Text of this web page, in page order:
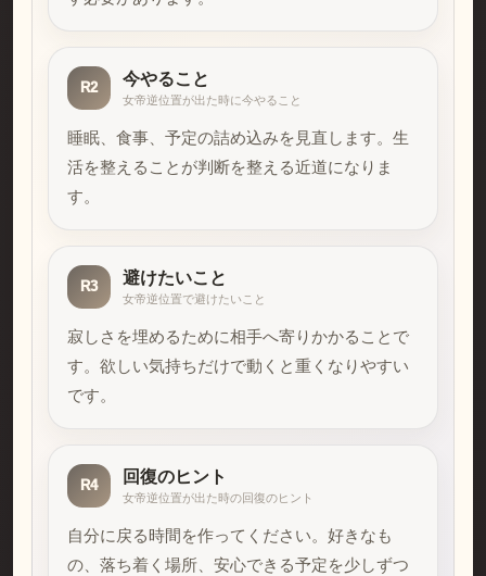
R2 今やること
女帝逆位置が出た時に今やること
睡眠、食事、予定の詰め込みを見直します。生
活を整えることが判断を整える近道になりま
す。
R3 避けたいこと
女帝逆位置で避けたいこと
寂しさを埋めるために相手へ寄りかかることで
す。欲しい気持ちだけで動くと重くなりやすい
です。
R4 回復のヒント
女帝逆位置が出た時の回復のヒント
自分に戻る時間を作ってください。好きなも
の、落ち着く場所、安心できる予定を少しずつ